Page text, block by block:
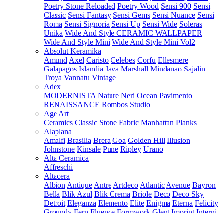
Poetry Stone Reloaded Poetry Wood Sensi 900 Sensi
Classic Sensi Fantasy Sensi Gems Sensi Nuance Sensi
Roma Sensi Signoria Sensi Up Sensi Wide Soleras
Unika Wide And Style CERAMIC WALLPAPER
Wide And Style Mini Wide And Style Mini Vol2
Absolut Keramika
Amund Axel Caristo Celebes Corfu Ellesmere
Galapagos Islandia Java Marshall Mindanao Sajalin
Troya Vannatu Vintage
Adex
MODERNISTA Nature Neri Ocean Pavimento
RENAISSANCE Rombos Studio
Age Art
Ceramics Classic Stone Fabric Manhattan Planks
Alaplana
Amalfi Brasilia Brera Goa Golden Hill Illusion
Johnstone Kinsale Pune Ripley Urano
Alta Ceramica
Affreschi
Altacera
Albion Antique Antre Artdeco Atlantic Avenue Bayron
Bella Blik Azul Blik Crema Briole Deco Deco Sky
Detroit Eleganza Elemento Elite Enigma Eterna Felicity